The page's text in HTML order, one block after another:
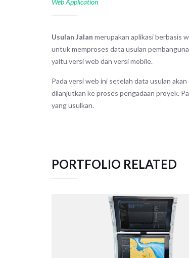
Web Application
Usulan Jalan merupakan aplikasi berbasis
untuk memproses data usulan
yaitu versi web dan versi mobile.
Pada versi web ini setelah data usulan
dilanjutkan ke proses pengadaan proyek.
yang usulkan.
PORTFOLIO RELATED
TACTICAL TEAM TRAINER –
SIMULATION SYSTEM